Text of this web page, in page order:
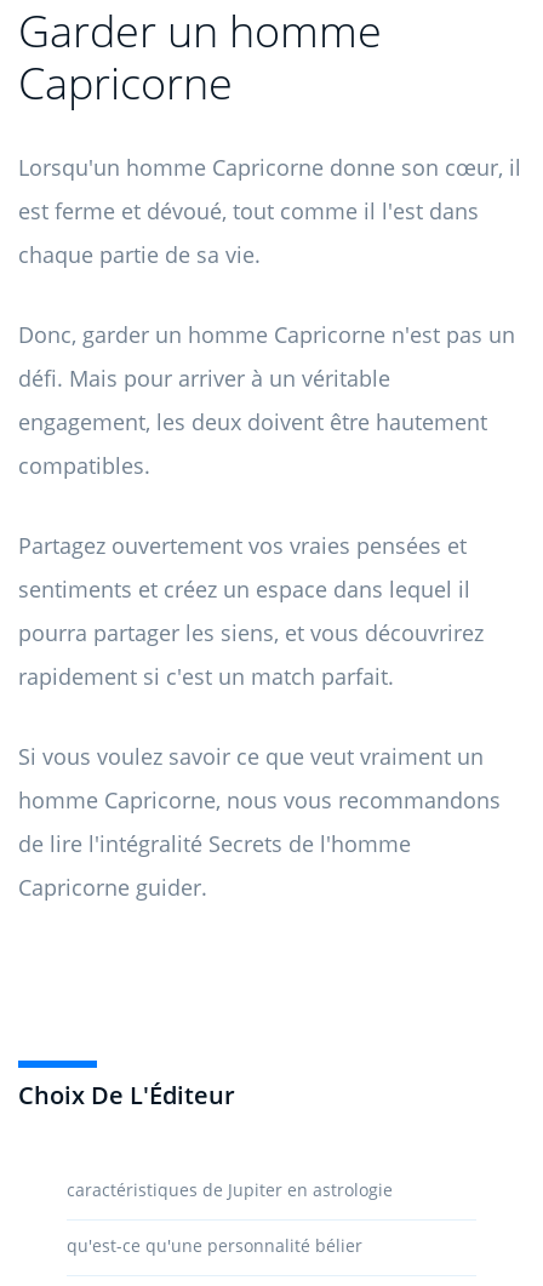
Choix De L'Éditeur
caractéristiques de Jupiter en astrologie
qu'est-ce qu'une personnalité bélier
Garder un homme
Capricorne
Lorsqu'un homme Capricorne donne son cœur, il
est ferme et dévoué, tout comme il l'est dans
chaque partie de sa vie.
Donc, garder un homme Capricorne n'est pas un
défi. Mais pour arriver à un véritable
engagement, les deux doivent être hautement
compatibles.
Partagez ouvertement vos vraies pensées et
sentiments et créez un espace dans lequel il
pourra partager les siens, et vous découvrirez
rapidement si c'est un match parfait.
Si vous voulez savoir ce que veut vraiment un
homme Capricorne, nous vous recommandons
de lire l'intégralité Secrets de l'homme
Capricorne guider.